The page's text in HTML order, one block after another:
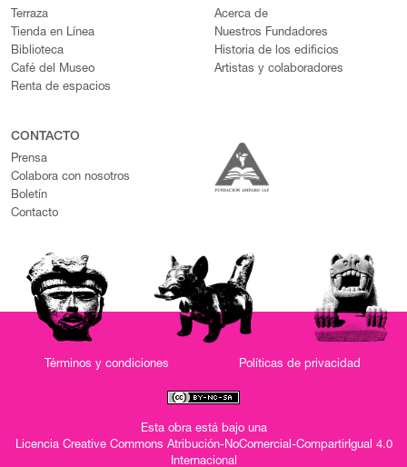
Terraza
Tienda en Línea
Biblioteca
Café del Museo
Renta de espacios
Acerca de
Nuestros Fundadores
Historia de los edificios
Artistas y colaboradores
CONTACTO
Prensa
Colabora con nosotros
Boletín
Contacto
Términos y condiciones Políticas de privacidad
Esta obra está bajo una
Licencia Creative Commons Atribución-NoComercial-CompartirIgual 4.0
Internacional